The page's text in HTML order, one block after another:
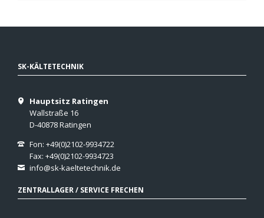
SK-KÄLTETECHNIK
Hauptsitz Ratingen
Wallstraße 16
D-40878 Ratingen
Fon: +49(0)2102-9934722
Fax: +49(0)2102-9934723
info@sk-kaeltetechnik.de
ZENTRALLAGER / SERVICE FRECHEN